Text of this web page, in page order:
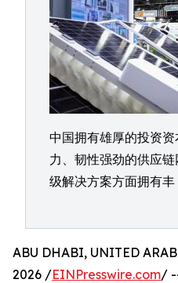
中国拥有雄厚的投资
力、韧性强劲的供应
级解决方案方面拥有丰
ABU DHABI, UNITED
2026 /EINPresswire.com/